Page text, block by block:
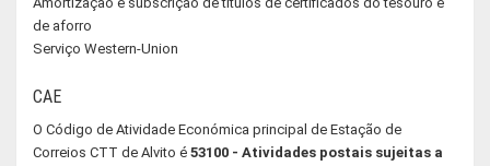
de aforro
Serviço Western-Union
CAE
O Código de Atividade Económica principal de Estação de
Correios CTT de Alvito é 53100 - Atividades postais sujeitas a